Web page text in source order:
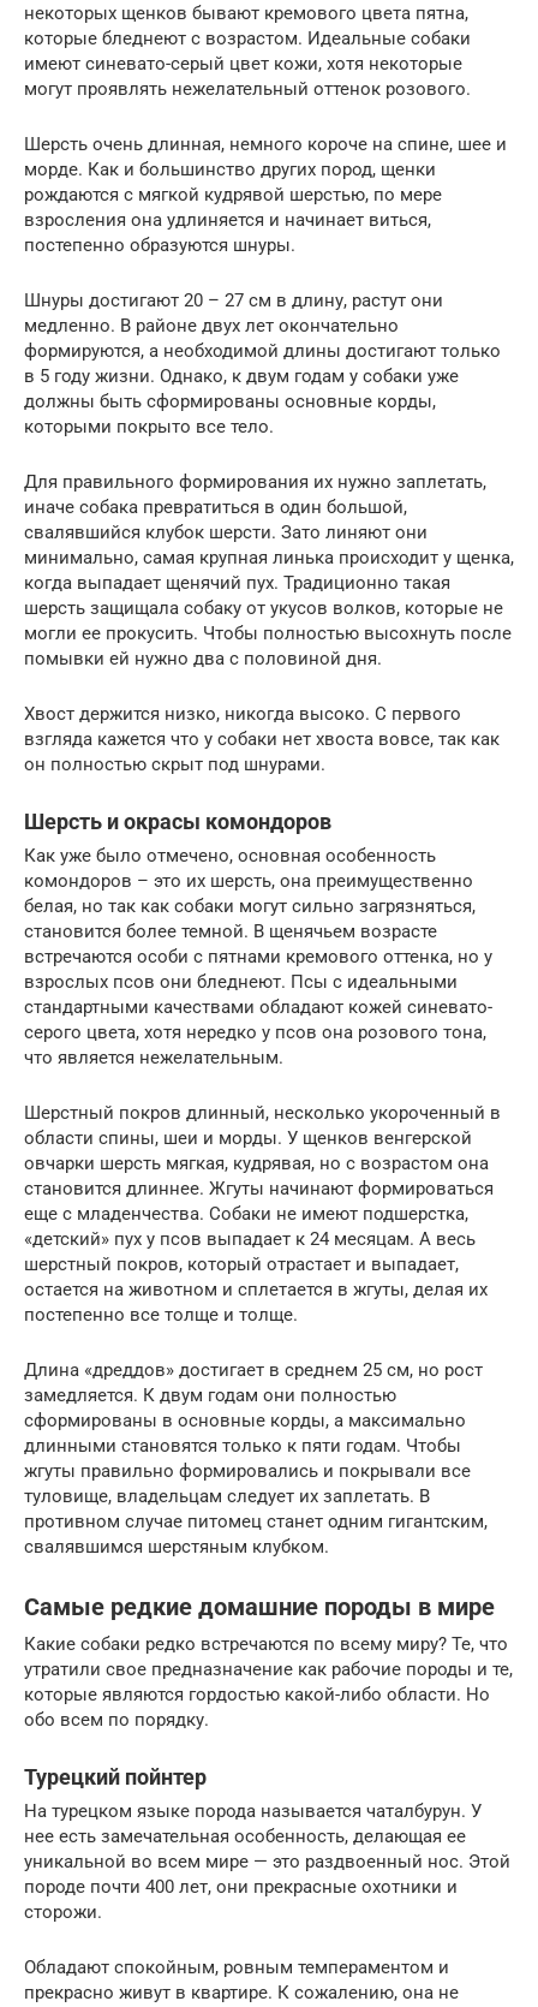
некоторых щенков бывают кремового цвета пятна,
которые бледнеют с возрастом. Идеальные собаки
имеют синевато-серый цвет кожи, хотя некоторые
могут проявлять нежелательный оттенок розового.
Шерсть очень длинная, немного короче на спине, шее и
морде. Как и большинство других пород, щенки
рождаются с мягкой кудрявой шерстью, по мере
взросления она удлиняется и начинает виться,
постепенно образуются шнуры.
Шнуры достигают 20 – 27 см в длину, растут они
медленно. В районе двух лет окончательно
формируются, а необходимой длины достигают только
в 5 году жизни. Однако, к двум годам у собаки уже
должны быть сформированы основные корды,
которыми покрыто все тело.
Для правильного формирования их нужно заплетать,
иначе собака превратиться в один большой,
свалявшийся клубок шерсти. Зато линяют они
минимально, самая крупная линька происходит у щенка,
когда выпадает щенячий пух. Традиционно такая
шерсть защищала собаку от укусов волков, которые не
могли ее прокусить. Чтобы полностью высохнуть после
помывки ей нужно два с половиной дня.
Хвост держится низко, никогда высоко. С первого
взгляда кажется что у собаки нет хвоста вовсе, так как
он полностью скрыт под шнурами.
Шерсть и окрасы комондоров
Как уже было отмечено, основная особенность
комондоров – это их шерсть, она преимущественно
белая, но так как собаки могут сильно загрязняться,
становится более темной. В щенячьем возрасте
встречаются особи с пятнами кремового оттенка, но у
взрослых псов они бледнеют. Псы с идеальными
стандартными качествами обладают кожей синевато-
серого цвета, хотя нередко у псов она розового тона,
что является нежелательным.
Шерстный покров длинный, несколько укороченный в
области спины, шеи и морды. У щенков венгерской
овчарки шерсть мягкая, кудрявая, но с возрастом она
становится длиннее. Жгуты начинают формироваться
еще с младенчества. Собаки не имеют подшерстка,
«детский» пух у псов выпадает к 24 месяцам. А весь
шерстный покров, который отрастает и выпадает,
остается на животном и сплетается в жгуты, делая их
постепенно все толще и толще.
Длина «дреддов» достигает в среднем 25 см, но рост
замедляется. К двум годам они полностью
сформированы в основные корды, а максимально
длинными становятся только к пяти годам. Чтобы
жгуты правильно формировались и покрывали все
туловище, владельцам следует их заплетать. В
противном случае питомец станет одним гигантским,
свалявшимся шерстяным клубком.
Самые редкие домашние породы в мире
Какие собаки редко встречаются по всему миру? Те, что
утратили свое предназначение как рабочие породы и те,
которые являются гордостью какой-либо области. Но
обо всем по порядку.
Турецкий пойнтер
На турецком языке порода называется чаталбурун. У
нее есть замечательная особенность, делающая ее
уникальной во всем мире — это раздвоенный нос. Этой
породе почти 400 лет, они прекрасные охотники и
сторожи.
Обладают спокойным, ровным темпераментом и
прекрасно живут в квартире. К сожалению, она не